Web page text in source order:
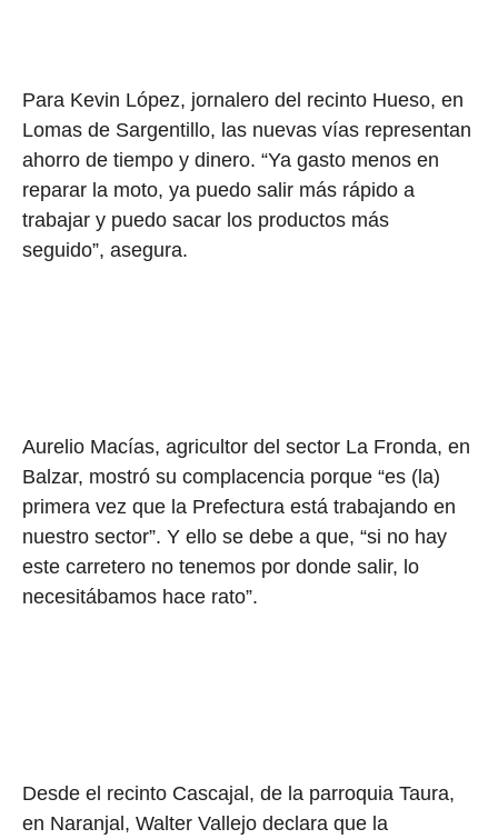
Para Kevin López, jornalero del recinto Hueso, en
Lomas de Sargentillo, las nuevas vías representan
ahorro de tiempo y dinero. “Ya gasto menos en
reparar la moto, ya puedo salir más rápido a
trabajar y puedo sacar los productos más
seguido”, asegura.
Aurelio Macías, agricultor del sector La Fronda, en
Balzar, mostró su complacencia porque “es (la)
primera vez que la Prefectura está trabajando en
nuestro sector”. Y ello se debe a que, “si no hay
este carretero no tenemos por donde salir, lo
necesitábamos hace rato”.
Desde el recinto Cascajal, de la parroquia Taura,
en Naranjal, Walter Vallejo declara que la